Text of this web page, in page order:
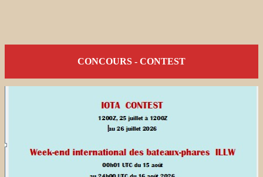
CONCOURS - CONTEST